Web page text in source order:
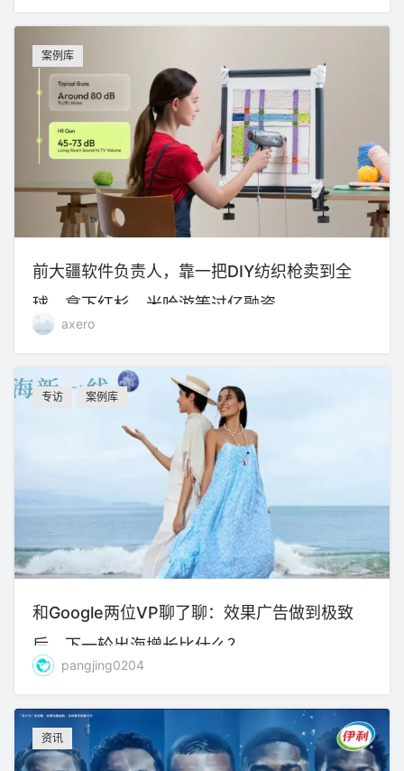
案例库
前大疆软件负责人，靠一把DIY纺织枪卖到全
球，拿下红杉、米哈游等过亿融资
axero
专访 案例库
和Google两位VP聊了聊：效果广告做到极致
后，下一轮出海增长比什么？
pangjing0204
资讯